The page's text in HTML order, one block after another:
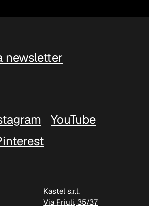
newsletter
YouTube
Kastel s.r.l.
Via Friuli, 35/37